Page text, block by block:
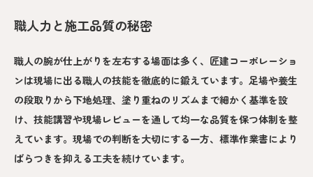
職人力と施工品質の秘密
職人の腕が仕上がりを左右する場面は多く、匠建コーポレーショ
ンは現場に出る職人の技能を徹底的に鍛えています。足場や養生
の段取りから下地処理、塗り重ねのリズムまで細かく基準を設
け、技能講習や現場レビューを通して均一な品質を保つ体制を整
えています。現場での判断を大切にする一方、標準作業書により
ばらつきを抑える工夫を続けています。